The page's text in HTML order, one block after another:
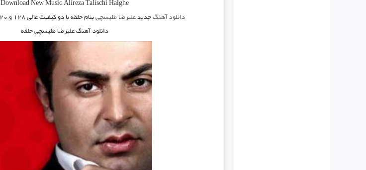
Download New Music Alireza Talischi Halghe
دانلود آهنگ جدیدعلیرضا طلیسچی بنام حلقهبا دو کیفیت عالی ۱۲۸ و ۳۲۰ به همراه متن آهنگ
دانلود آهنگ علیرضا طلیسچی حلقه